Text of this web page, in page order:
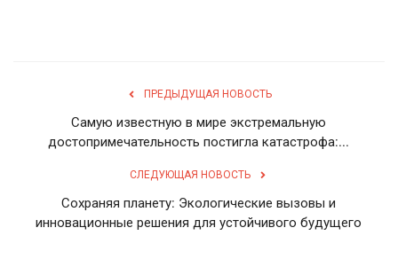
ПРЕДЫДУЩАЯ НОВОСТЬ
Самую известную в мире экстремальную
достопримечательность постигла катастрофа:...
СЛЕДУЮЩАЯ НОВОСТЬ
Сохраняя планету: Экологические вызовы и
инновационные решения для устойчивого будущего